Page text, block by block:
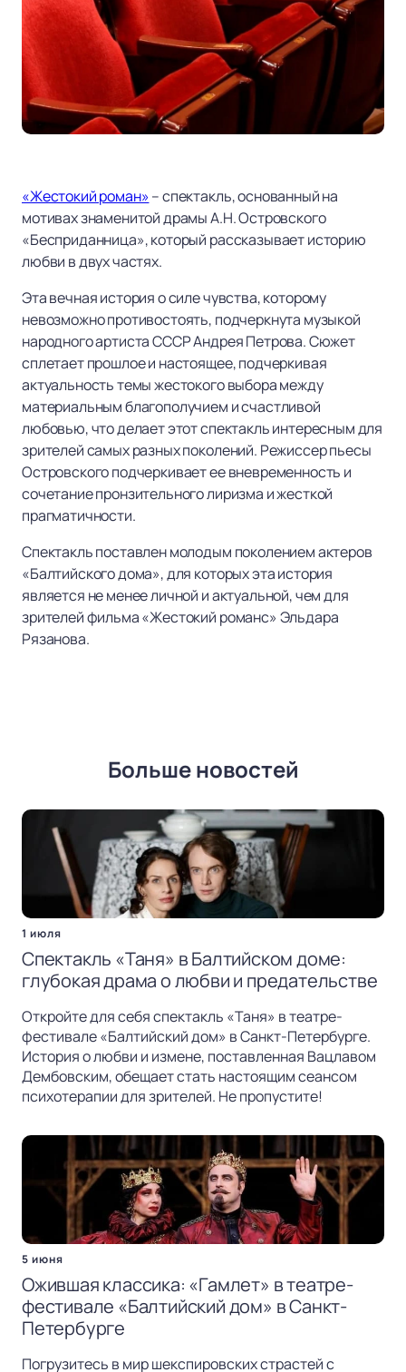
«Жестокий роман»– спектакль, основанный на
мотивах знаменитой драмы А.Н. Островского
«Бесприданница», который рассказывает историю
любви в двух частях.
Эта вечная история о силе чувства, которому
невозможно противостоять, подчеркнута музыкой
народного артиста СССР Андрея Петрова. Сюжет
сплетает прошлое и настоящее, подчеркивая
актуальность темы жестокого выбора между
материальным благополучием и счастливой
любовью, что делает этот спектакль интересным для
зрителей самых разных поколений. Режиссер пьесы
Островского подчеркивает ее вневременность и
сочетание пронзительного лиризма и жесткой
прагматичности.
Спектакль поставлен молодым поколением актеров
«Балтийского дома», для которых эта история
является не менее личной и актуальной, чем для
зрителей фильма «Жестокий романс» Эльдара
Рязанова.
Больше новостей
1 июля
Спектакль «Таня» в Балтийском доме:
глубокая драма о любви и предательстве
Откройте для себя спектакль «Таня» в театре-
фестивале «Балтийский дом» в Санкт-Петербурге.
История о любви и измене, поставленная Вацлавом
Дембовским, обещает стать настоящим сеансом
психотерапии для зрителей. Не пропустите!
5 июня
Ожившая классика: «Гамлет» в театре-
фестивале «Балтийский дом» в Санкт-
Петербурге
Погрузитесь в мир шекспировских страстей с